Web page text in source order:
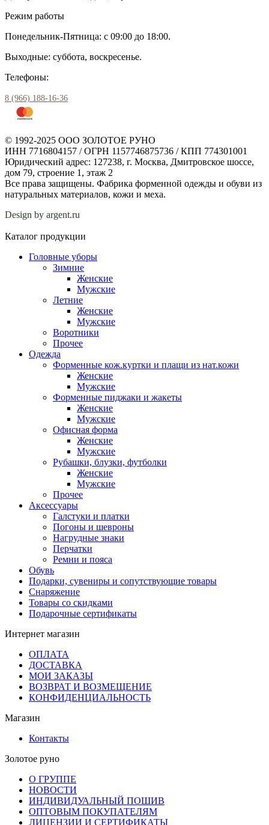
Режим работы
Понедельник-Пятница: с 09:00 до 18:00.
Выходные: суббота, воскресенье.
Телефоны:
8 (966) 188-16-36
© 1992-2025 ООО ЗОЛОТОЕ РУНО
ИНН 7716804157 / ОГРН 1157746875736 / КПП 774301001
Юридический адрес: 127238, г. Москва, Дмитровское шоссе,
дом 79, строение 1, этаж 2
Все права защищены. Фабрика форменной одежды и обуви из
натуральных материалов, кожи и меха.
Design by argent.ru
Каталог продукции
Головные уборы
Зимние
Женские
Мужские
Летние
Женские
Мужские
Воротники
Прочее
Одежда
Форменные кож.куртки и плащи из нат.кожи
Женские
Мужские
Форменные пиджаки и жакеты
Женские
Мужские
Офисная форма
Женские
Мужские
Рубашки, блузки, футболки
Женские
Мужские
Прочее
Аксессуары
Галстуки и платки
Погоны и шевроны
Нагрудные знаки
Перчатки
Ремни и пояса
Обувь
Подарки, сувениры и сопутствующие товары
Снаряжение
Товары со скидками
Подарочные сертификаты
Интернет магазин
ОПЛАТА
ДОСТАВКА
МОИ ЗАКАЗЫ
ВОЗВРАТ И ВОЗМЕЩЕНИЕ
КОНФИДЕНЦИАЛЬНОСТЬ
Магазин
Контакты
Золотое руно
О ГРУППЕ
НОВОСТИ
ИНДИВИДУАЛЬНЫЙ ПОШИВ
ОПТОВЫМ ПОКУПАТЕЛЯМ
ЛИЦЕНЗИИ И СЕРТИФИКАТЫ